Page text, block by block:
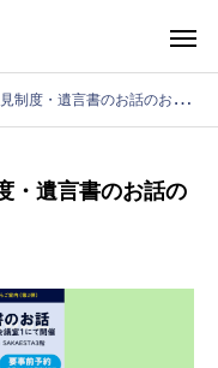
度・遺言書のお話のお知らせ
・遺言書のお話の